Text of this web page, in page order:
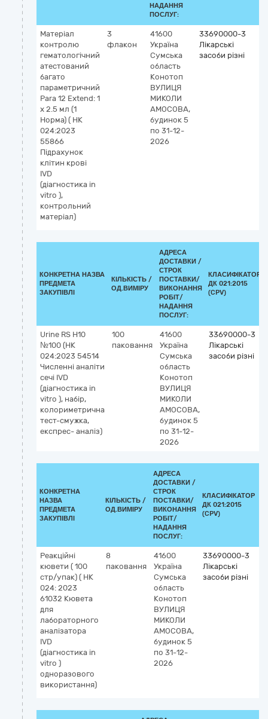
НАДАННЯ
ПОСЛУГ:
Матеріал
контролю
гематологічний
атестований
багато
параметричний
Para 12 Extend: 1
x 2.5 мл (1
Норма) ( НК
024:2023
55866
Підрахунок
клітин крові
IVD
(діагностика in
vitro ),
контрольний
матеріал)
3
флакон
41600
Україна
Сумська
область
Конотоп
ВУЛИЦЯ
МИКОЛИ
АМОСОВА,
будинок 5
по 31-12-
2026
33690000-3
Лікарські
засоби різні
КОНКРЕТНА НАЗВА
ПРЕДМЕТА
ЗАКУПІВЛІ
КІЛЬКІСТЬ /
ОД.ВИМІРУ
АДРЕСА
ДОСТАВКИ /
СТРОК
ПОСТАВКИ/
ВИКОНАННЯ
РОБІТ/
НАДАННЯ
ПОСЛУГ:
КЛАСИФІКАТОР
ДК 021:2015
(CPV)
Urine RS Н10
№100 (НК
024:2023 54514
Численні аналіти
сечі IVD
(діагностика in
vitro ), набір,
колориметрична
тест-смужка,
експрес- аналіз)
100
паковання
41600
Україна
Сумська
область
Конотоп
ВУЛИЦЯ
МИКОЛИ
АМОСОВА,
будинок 5
по 31-12-
2026
33690000-3
Лікарські
засоби різні
КОНКРЕТНА
НАЗВА
ПРЕДМЕТА
ЗАКУПІВЛІ
КІЛЬКІСТЬ /
ОД.ВИМІРУ
АДРЕСА
ДОСТАВКИ /
СТРОК
ПОСТАВКИ/
ВИКОНАННЯ
РОБІТ/
НАДАННЯ
ПОСЛУГ:
КЛАСИФІКАТОР
ДК 021:2015
(CPV)
Реакційні
кювети ( 100
стр/упак) ( НК
024: 2023
61032 Кювета
для
лабораторного
аналізатора
IVD
(діагностика in
vitro )
одноразового
використання)
8
паковання
41600
Україна
Сумська
область
Конотоп
ВУЛИЦЯ
МИКОЛИ
АМОСОВА,
будинок 5
по 31-12-
2026
33690000-3
Лікарські
засоби різні